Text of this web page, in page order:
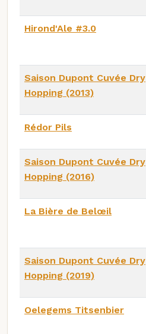
Hirond'Ale #3.0
Saison Dupont Cuvée Dry
Hopping (2013)
Rédor Pils
Saison Dupont Cuvée Dry
Hopping (2016)
La Bière de Belœil
Saison Dupont Cuvée Dry
Hopping (2019)
Oelegems Titsenbier